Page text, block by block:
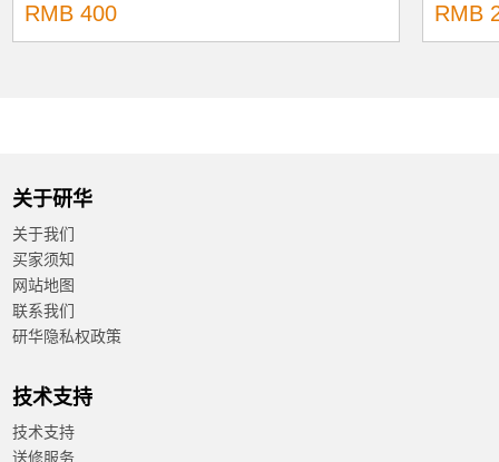
RMB 400 RMB
关于研华
关于我们
买家须知
网站地图
联系我们
研华隐私权政策
技术支持
技术支持
送修服务